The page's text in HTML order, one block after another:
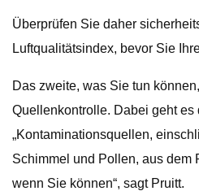
Überprüfen Sie daher
Luftqualitätsindex, bevor Sie
Das zweite, was Sie tun
Quellenkontrolle. Dabei geht es
„Kontaminationsquellen,
Schimmel und Pollen, aus dem
wenn Sie können“, sagt Pruitt.